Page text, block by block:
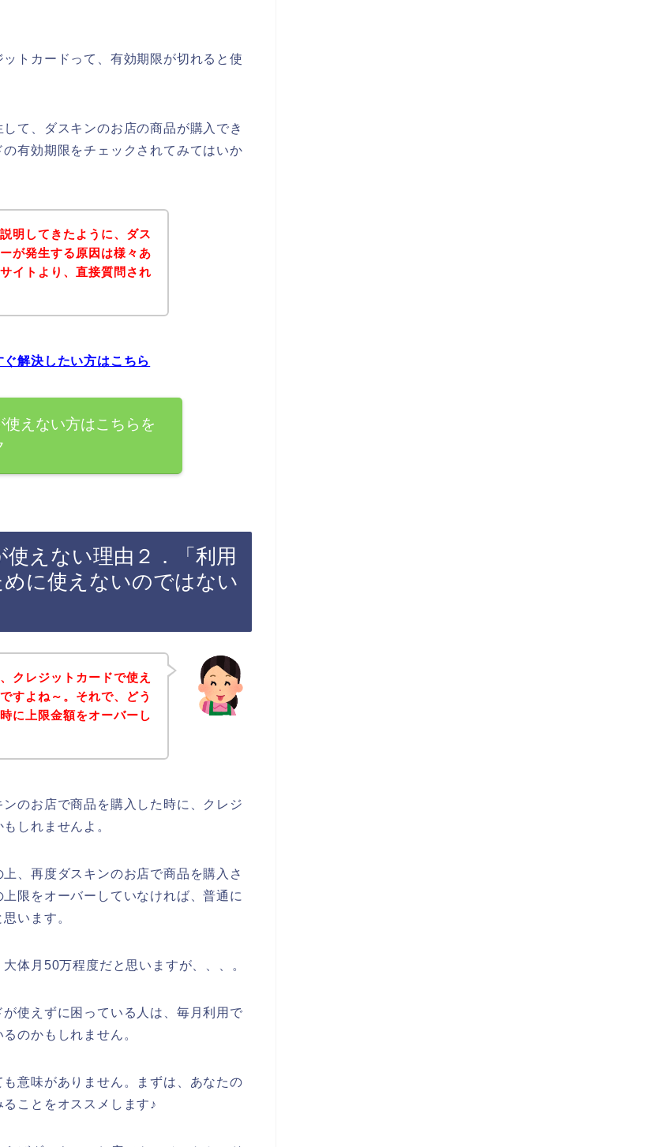
トカードって、有効期限が切れると使
て、ダスキンのお店の商品が購入でき
有効期限をチェックされてみてはいか
明してきたように、ダス
が発生する原因は様々あ
イトより、直接質問され
解決したい方はこちら
えない方はこちらを
えない理由２．「利用
めに使えないのではない
クレジットカードで使え
すよね～。それで、どう
に上限金額をオーバーし
のお店で商品を購入した時に、クレジ
しれませんよ。
、再度ダスキンのお店で商品を購入さ
限をオーバーしていなければ、普通に
います。
体月50万程度だと思いますが、、、。
使えずに困っている人は、毎月利用で
のかもしれません。
意味がありません。まずは、あなたの
ことをオススメします♪